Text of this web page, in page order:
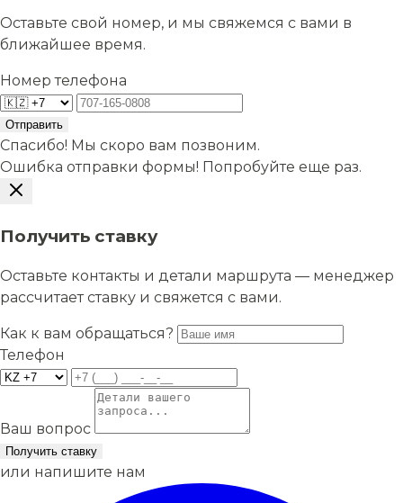
Оставьте свой номер, и мы свяжемся с вами в
ближайшее время.
Номер телефона
Отправить
Спасибо! Мы скоро вам позвоним.
Ошибка отправки формы! Попробуйте еще раз.
Получить ставку
Оставьте контакты и детали маршрута — менеджер
рассчитает ставку и свяжется с вами.
Как к вам обращаться?
Телефон
Ваш вопрос
Получить ставку
или напишите нам